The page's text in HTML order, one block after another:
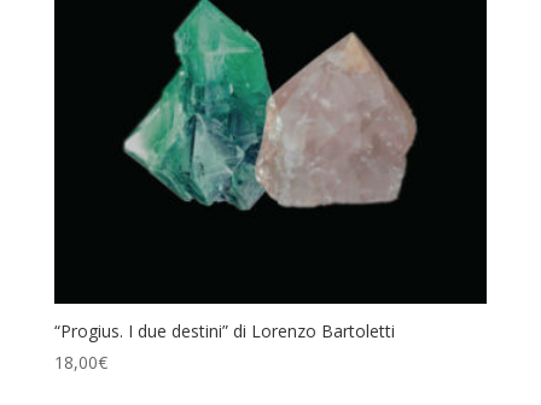
“Progius. I due destini” di Lorenzo Bartoletti
18,00€